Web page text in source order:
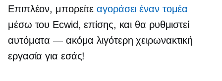
Επιπλέον, μπορείτεαγοράσει έναν τομέα
μέσω του Ecwid, επίσης, και θα ρυθμιστεί
αυτόματα — ακόμα λιγότερη χειρωνακτική
εργασία για εσάς!